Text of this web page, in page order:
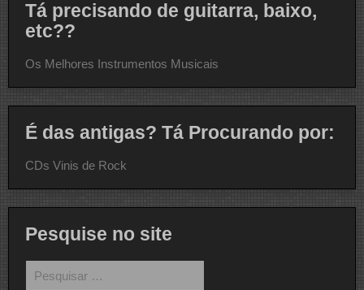
Tá precisando de guitarra, baixo,
etc??
Os Melhores Instrumentos Musicais
É das antigas? Tá Procurando por:
CDs Vinis de Rock
Pesquise no site
por: